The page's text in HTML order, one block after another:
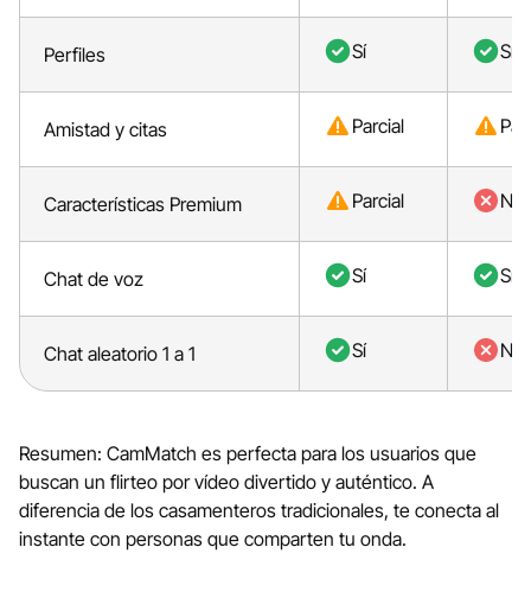
Perfiles Sí Sí
Amistad y citas Parcial
Características Premium Parcial No
Chat de voz Sí Sí
Chat aleatorio 1 a 1 Sí No
Resumen: CamMatch es perfecta para los usuarios que
buscan un flirteo por vídeo divertido y auténtico. A
diferencia de los casamenteros tradicionales, te conecta al
instante con personas que comparten tu onda.